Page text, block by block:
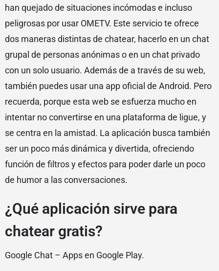
han quejado de situaciones incómodas e incluso
peligrosas por usar OMETV. Este servicio te ofrece
dos maneras distintas de chatear, hacerlo en un chat
grupal de personas anónimas o en un chat privado
con un solo usuario. Además de a través de su web,
también puedes usar una app oficial de Android. Pero
recuerda, porque esta web se esfuerza mucho en
intentar no convertirse en una plataforma de ligue, y
se centra en la amistad. La aplicación busca también
ser un poco más dinámica y divertida, ofreciendo
función de filtros y efectos para poder darle un poco
de humor a las conversaciones.
¿Qué aplicación sirve para
chatear gratis?
Google Chat – Apps en Google Play.